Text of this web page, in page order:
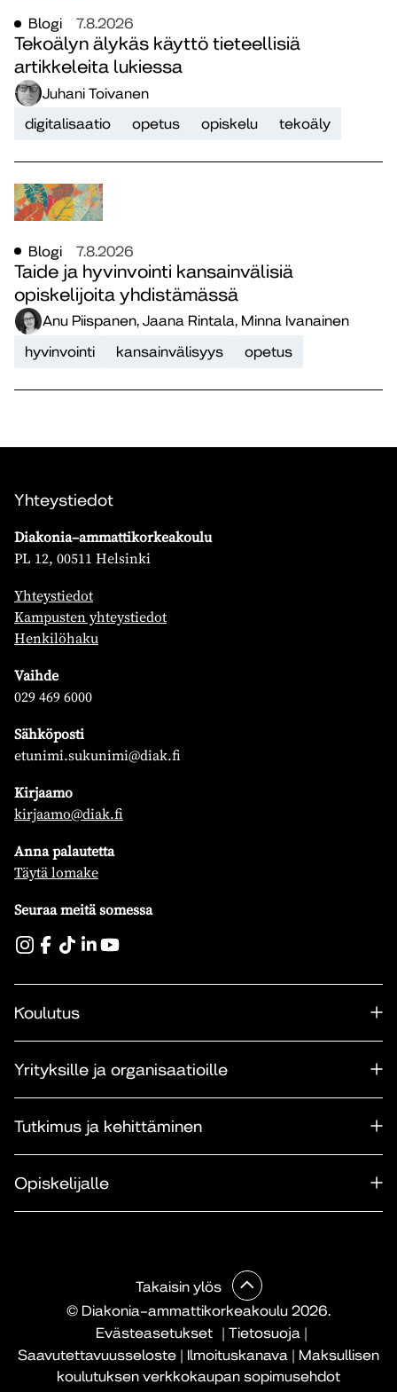
Blogi 7.8.2026
Tekoälyn älykäs käyttö tieteellisiä
artikkeleita lukiessa
Juhani Toivanen
digitalisaatio
opetus opiskelu tekoäly
Blogi 7.8.2026
Taide ja hyvinvointi kansainvälisiä
opiskelijoita yhdistämässä
Anu Piispanen, Jaana Rintala, Minna Ivanainen
hyvinvointi
kansainvälisyys opetus
Yhteystiedot
Diakonia–ammattikorkeakoulu
PL 12, 00511 Helsinki
Yhteystiedot
Kampusten yhteystiedot
Henkilöhaku
Vaihde
029 469 6000
Sähköposti
etunimi.sukunimi@diak.fi
Kirjaamo
kirjaamo@diak.fi
Anna palautetta
Täytä lomake
Seuraa meitä somessa
Koulutus
Yrityksille ja organisaatioille
Tutkimus ja kehittäminen
Opiskelijalle
© Diakonia–ammattikorkeakoulu 2026.
Evästeasetukset
| Tietosuoja |
Saavutettavuusseloste | Ilmoituskanava | Maksullisen
koulutuksen verkkokaupan sopimusehdot
Takaisin ylös